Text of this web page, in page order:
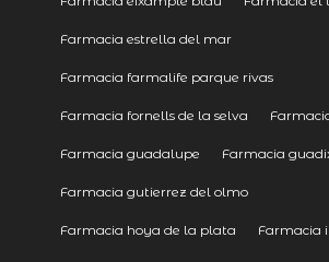
Farmacia estrella del mar
Farmacia farmalife parque rivas
Farmacia fornells de la selva
Farmacia guadalupe Farmacia
Farmacia gutierrez del olmo
Farmacia hoya de la plata Farmacia